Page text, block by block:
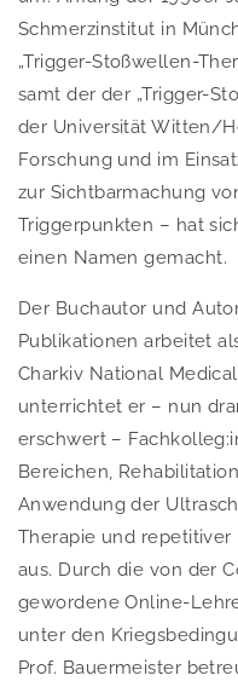
Schmerzinstitut in
„Trigger-Stoßwellen-
samt der der „Trigger-
der Universität Witten/
Forschung und im
zur Sichtbarmachung
Triggerpunkten – hat
einen Namen gemacht.
Der Buchautor und
Publikationen arbeitet
Charkiv National
unterrichtet er – nun
erschwert –
Bereichen,
Anwendung der
Therapie und
aus. Durch die von der
gewordene Online-
unter den
Prof. Bauermeister